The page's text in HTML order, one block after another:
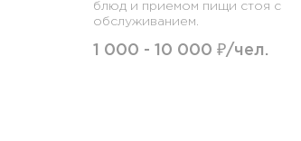
блюд и приемом пищи стоя с
обслуживанием.
1 000 - 10 000 ₽/чел.